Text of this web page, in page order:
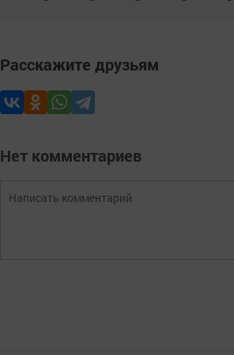
Расскажите друзьям
Нет комментариев